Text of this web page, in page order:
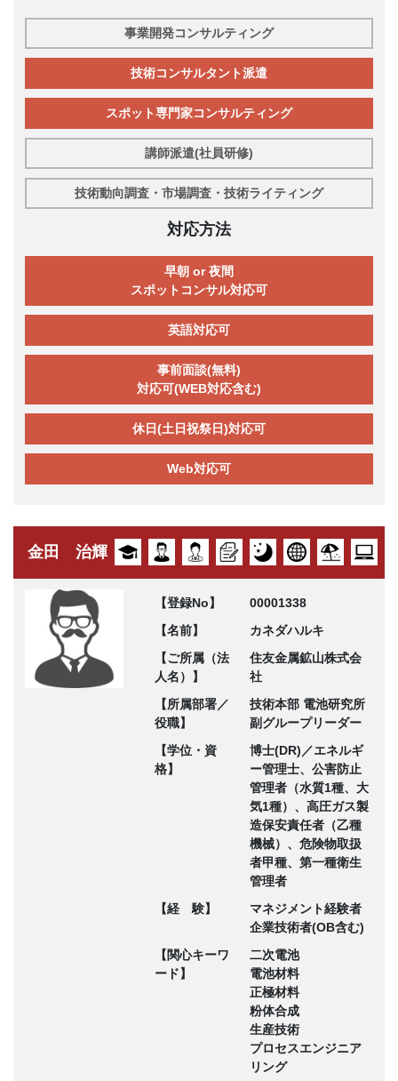
事業開発コンサルティング
技術コンサルタント派遣
スポット専門家コンサルティング
講師派遣(社員研修)
技術動向調査・市場調査・技術ライティング
対応方法
早朝 or 夜間
スポットコンサル対応可
英語対応可
事前面談(無料)
対応可(WEB対応含む)
休日(土日祝祭日)対応可
Web対応可
金田 治輝
【登録No】
00001338
【名前】
カネダハルキ
【ご所属（法
人名）】
住友金属鉱山株式会
社
【所属部署／
役職】
技術本部 電池研究所
副グループリーダー
【学位・資
格】
博士(DR)／エネルギ
ー管理士、公害防止
管理者（水質1種、大
気1種）、高圧ガス製
造保安責任者（乙種
機械）、危険物取扱
者甲種、第一種衛生
管理者
【経 験】
マネジメント経験者
企業技術者(OB含む)
【関心キーワ
ード】
二次電池
電池材料
正極材料
粉体合成
生産技術
プロセスエンジニア
リング